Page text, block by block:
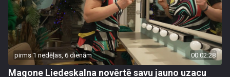
pirms 1 nedēļas, 6 dienām 00:02:28
Magone Liedeskalna novērtē savu jauno uzacu